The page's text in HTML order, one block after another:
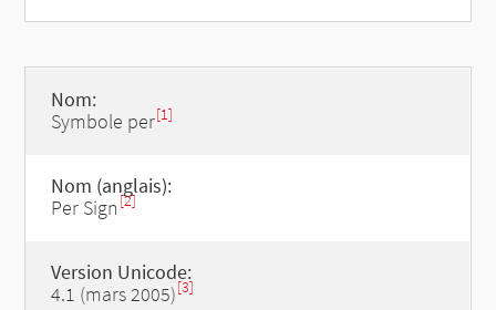
Nom:
Symbole per[1]
Nom (anglais):
Per Sign [2]
Version Unicode:
4.1 (mars 2005)[3]